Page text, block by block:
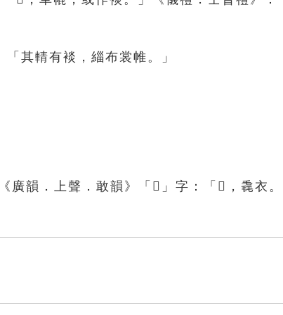
其輤有裧，緇布裳帷。」
廣韻．上聲．敢韻》「𦃖」字：「𦃖，毳衣